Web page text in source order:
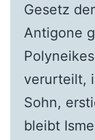
Gesetz
Antigone
verurteilt,
Sohn,
bleibt